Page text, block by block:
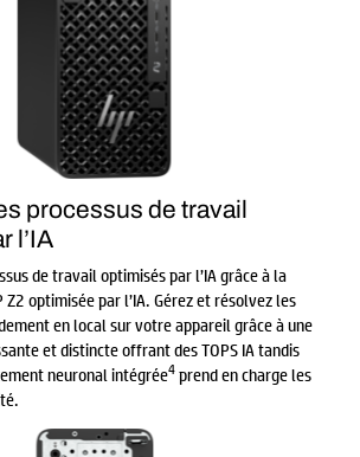
processus de travail
l’IA
de travail optimisés par l’IA grâce à la
optimisée par l’IA. Gérez et résolvez les
en local sur votre appareil grâce à une
et distincte offrant des TOPS IA tandis
neuronal intégrée4prend en charge les